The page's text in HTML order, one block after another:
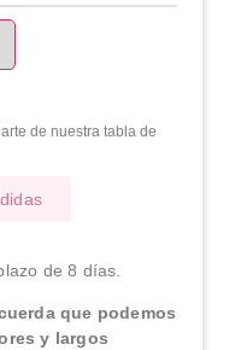
de nuestra tabla de
de 8 días.
que podemos
y largos